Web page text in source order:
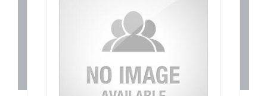
Junta Local Desarrollo
Adiestramientos